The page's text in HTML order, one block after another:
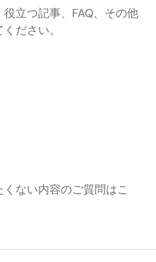
立つ記事、FAQ、その他
ださい。
ない内容のご質問はこ